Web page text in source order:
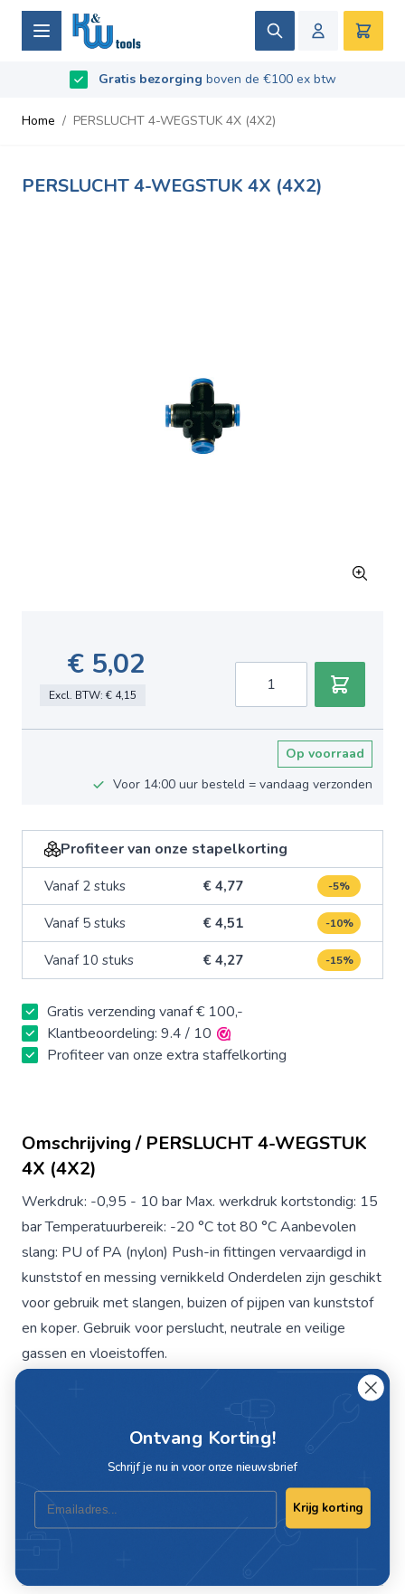
Ga naar de inhoud
Zoek
Gratis bezorging boven de €100 ex btw
Beoordeeld met9.5/10- Gebaseerd op 669 recensies
Home / PERSLUCHT 4-WEGSTUK 4X (4X2)
PERSLUCHT 4-WEGSTUK 4X (4X2)
€ 5,02
Excl. BTW: € 4,15
Op voorraad
Voor 14:00 uur besteld = vandaag verzonden
Profiteer van onze stapelkorting
Vanaf 2 stuks € 4,77 -5%
Vanaf 5 stuks € 4,51 -10%
Vanaf 10 stuks € 4,27 -15%
Gratis verzending vanaf € 100,-
Klantbeoordeling: 9.4 / 10
Profiteer van onze extra staffelkorting
Omschrijving / PERSLUCHT 4-WEGSTUK
4X (4X2)
Werkdruk: -0,95 - 10 bar Max. werkdruk kortstondig: 15
bar Temperatuurbereik: -20 °C tot 80 °C Aanbevolen
slang: PU of PA (nylon) Push-in fittingen vervaardigd in
kunststof en messing vernikkeld Onderdelen zijn geschikt
voor gebruik met slangen, buizen of pijpen van kunststof
en koper. Gebruik voor perslucht, neutrale en veilige
gassen en vloeistoffen.
Artikelnummer C466-4
Maat
Ontvang Korting!
Schrijf je nu in voor onze nieuwsbrief
Email
Krijg korting